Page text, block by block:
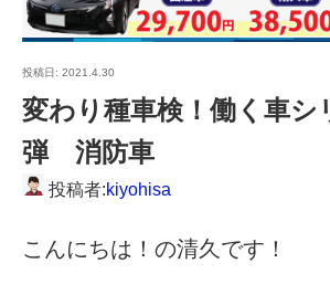
投稿日: 2021.4.30
変わり種車検！働く車シ
弾 消防車
投稿者:kiyohisa
こんにちは！の清久です！